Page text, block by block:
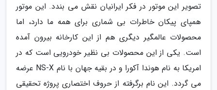
تصویر این موتور در فکر ایرانیان نقش می بندد. این موتور
همپای پیکان خاطرات بی شماری برای همه ما دارد، اما
محصولات عالمگیر دیگری هم از این کارخانه بیرون آمده
است. یکی از این محصولات بی نظیر خودرویی است که در
امریکا به نام هوندا آکورا و در بقیه جهان با نام NS-X عرضه
می گردد. این نام برگرفته از حروف اختصاری پروژه تحقیقی